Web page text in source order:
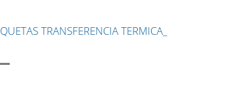
TRANSFERENCIA TERMICA_